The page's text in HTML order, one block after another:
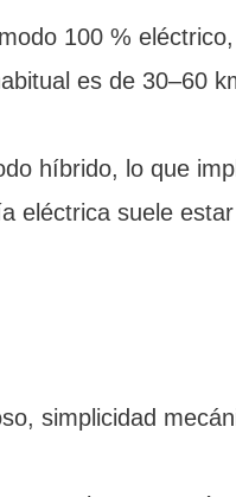
100 %
es de 30–60
híbrido, lo que
eléctrica suele
simplicidad